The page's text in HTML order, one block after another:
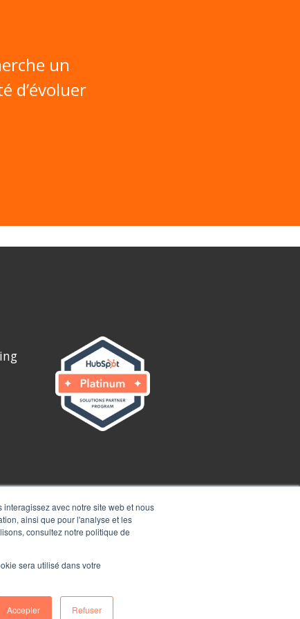
avec notre site web et nous
ainsi que pour l'analyse et les
consultez notre politique de
sera utilisé dans votre
Accepter Refuser
un
d’évoluer